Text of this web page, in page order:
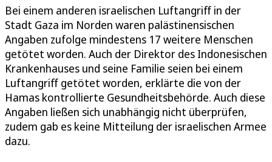
Bei einem anderen israelischen Luftangriff in der
Stadt Gaza im Norden waren palästinensischen
Angaben zufolge mindestens 17 weitere Menschen
getötet worden. Auch der Direktor des Indonesischen
Krankenhauses und seine Familie seien bei einem
Luftangriff getötet worden, erklärte die von der
Hamas kontrollierte Gesundheitsbehörde. Auch diese
Angaben ließen sich unabhängig nicht überprüfen,
zudem gab es keine Mitteilung der israelischen Armee
dazu.